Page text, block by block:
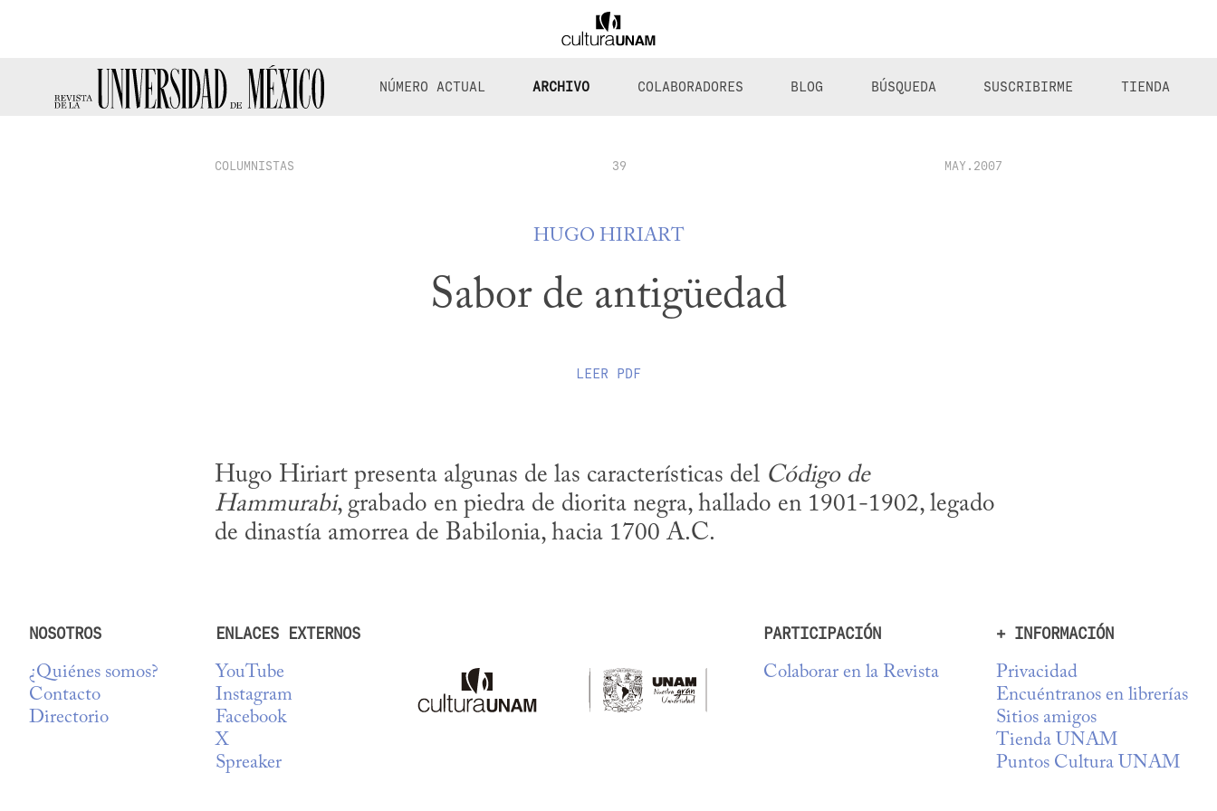
NÚMERO ACTUAL ARCHIVO COLABORADORES BLOG BÚSQUEDA SUSCRIBIRME TIENDA
COLUMNISTAS 39 MAY.2007
HUGO HIRIART
Sabor de antigüedad
LEER PDF
Hugo Hiriart presenta algunas de las características del Código de
Hammurabi, grabado en piedra de diorita negra, hallado en 1901-1902, legado
de dinastía amorrea de Babilonia, hacia 1700 A.C.
NOSOTROS
¿Quiénes somos?
Contacto
Directorio
ENLACES EXTERNOS
YouTube
Instagram
Facebook
X
Spreaker
PARTICIPACIÓN
Colaborar en la Revista
+ INFORMACIÓN
Privacidad
Encuéntranos en librerías
Sitios amigos
Tienda UNAM
Puntos Cultura UNAM